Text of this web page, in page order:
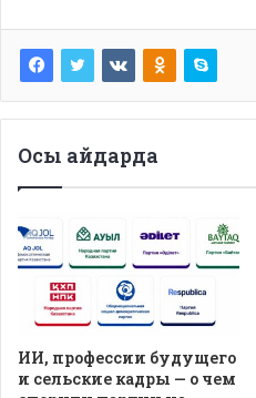
Осы айдарда
ИИ, профессии будущего
и сельские кадры — о чем